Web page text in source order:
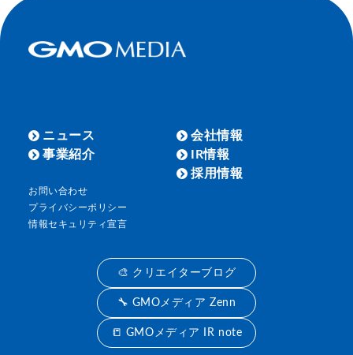
ニュース
事業紹介
会社情報
IR情報
採用情報
お問い合わせ
プライバシーポリシー
情報セキュリティ宣言
🎨 クリエイターブログ
🔧 GMOメディア Zenn
📒 GMOメディア IR note